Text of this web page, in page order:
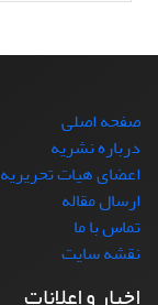
صفحه اصلی
درباره نشریه
اعضای هیات تحریریه
ارسال مقاله
تماس با ما
نقشه سایت